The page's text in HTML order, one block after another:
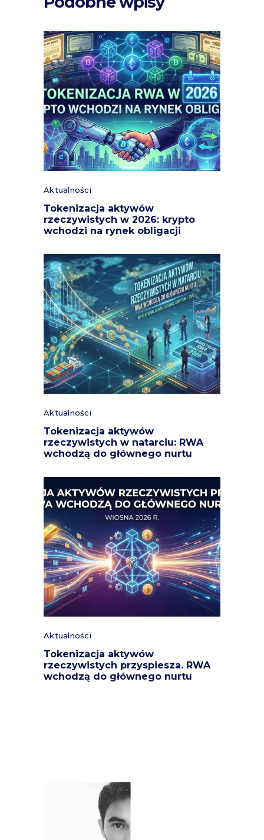
Aktualności
Tokenizacja aktywów
rzeczywistych w 2026: krypto
wchodzi na rynek obligacji
Aktualności
Tokenizacja aktywów
rzeczywistych w natarciu: RWA
wchodzą do głównego nurtu
Aktualności
Tokenizacja aktywów
rzeczywistych przyspiesza. RWA
wchodzą do głównego nurtu